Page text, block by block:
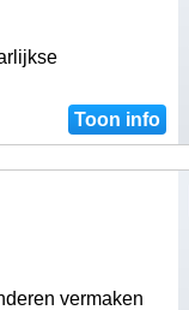
Toon info
vermaken